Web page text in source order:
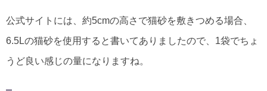
公式サイトには、約5cmの高さで猫砂を敷きつめる場合、
6.5Lの猫砂を使用すると書いてありましたので、1袋でちょ
うど良い感じの量になりますね。